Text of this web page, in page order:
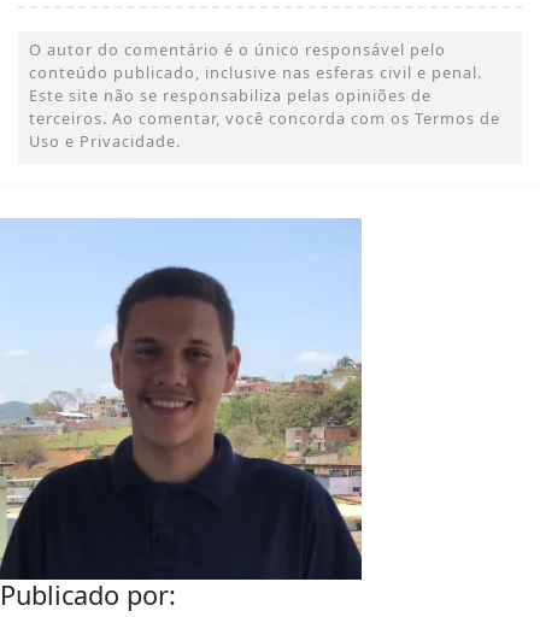
O autor do comentário é o único responsável pelo
conteúdo publicado, inclusive nas esferas civil e penal.
Este site não se responsabiliza pelas opiniões de
terceiros. Ao comentar, você concorda com os Termos de
Uso e Privacidade.
Publicado por: